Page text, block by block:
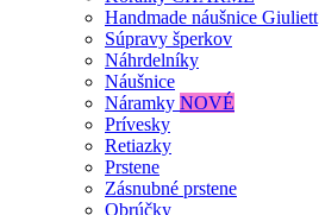
Handmade náušnice Giuliett
Súpravy šperkov
Náhrdelníky
Náušnice
Náramky NOVÉ
Prívesky
Retiazky
Prstene
Zásnubné prstene
Obrúčky